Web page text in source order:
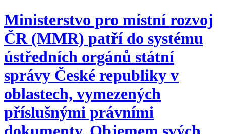
Ministerstvo pro místní rozvoj
ČR (MMR) patří do systému
ústředních orgánů státní
správy České republiky v
oblastech, vymezených
příslušnými právními